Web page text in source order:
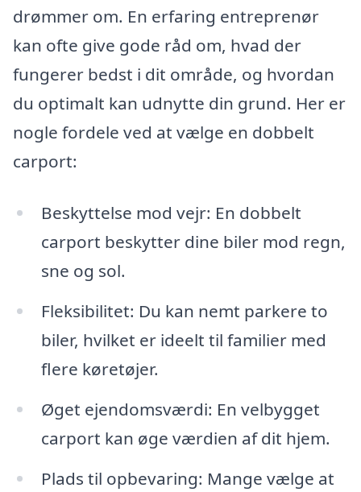
drømmer om. En erfaring entreprenør
kan ofte give gode råd om, hvad der
fungerer bedst i dit område, og hvordan
du optimalt kan udnytte din grund. Her er
nogle fordele ved at vælge en dobbelt
carport:
Beskyttelse mod vejr: En dobbelt
carport beskytter dine biler mod regn,
sne og sol.
Fleksibilitet: Du kan nemt parkere to
biler, hvilket er ideelt til familier med
flere køretøjer.
Øget ejendomsværdi: En velbygget
carport kan øge værdien af dit hjem.
Plads til opbevaring: Mange vælge at